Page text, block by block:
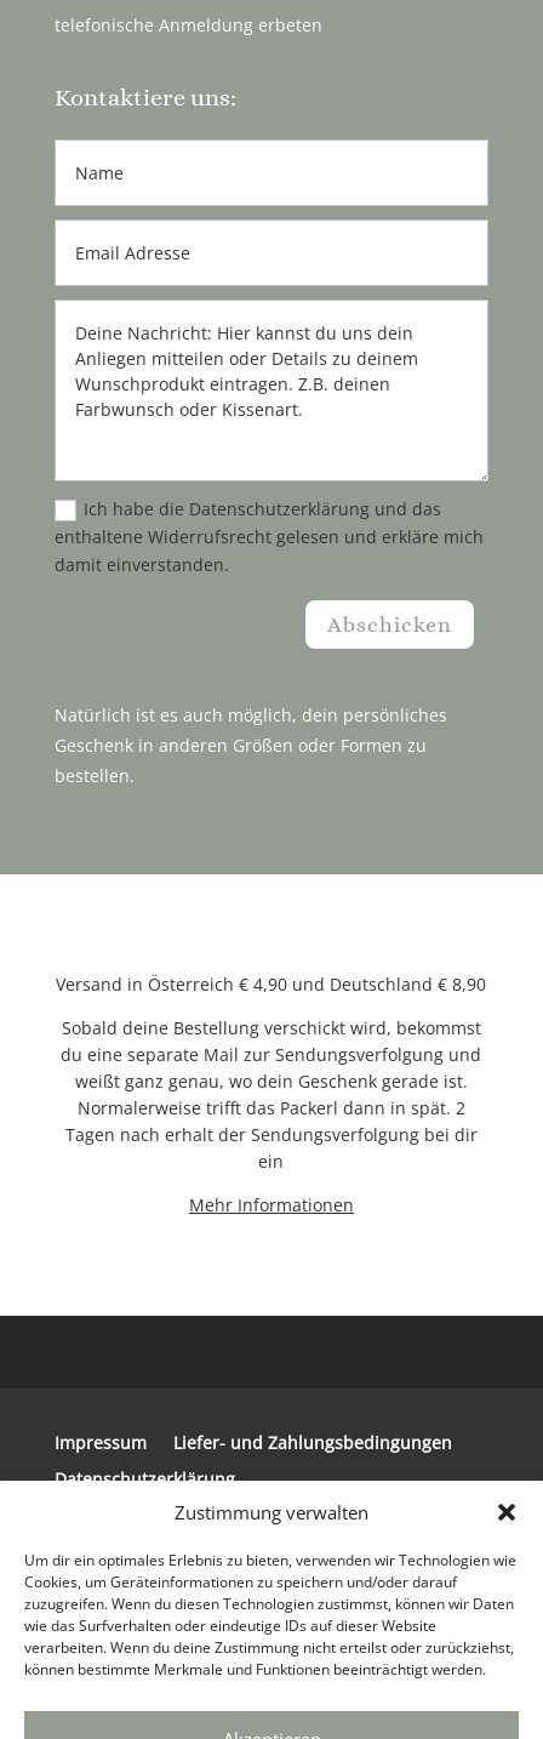
Zustimmung verwalten
Um dir ein optimales Erlebnis zu bieten, verwenden wir Technologien wie
Cookies, um Geräteinformationen zu speichern und/oder darauf
zuzugreifen. Wenn du diesen Technologien zustimmst, können wir Daten
wie das Surfverhalten oder eindeutige IDs auf dieser Website
verarbeiten. Wenn du deine Zustimmung nicht erteilst oder zurückziehst,
können bestimmte Merkmale und Funktionen beeinträchtigt werden.
telefonische Anmeldung erbeten
Kontaktiere uns:
Ich habe die Datenschutzerklärung und das
enthaltene Widerrufsrecht gelesen und erkläre mich
damit einverstanden.
Abschicken
Natürlich ist es auch möglich, dein persönliches
Geschenk in anderen Größen oder Formen zu
bestellen.
Versand in Österreich € 4,90 und Deutschland € 8,90
Sobald deine Bestellung verschickt wird, bekommst
du eine separate Mail zur Sendungsverfolgung und
weißt ganz genau, wo dein Geschenk gerade ist.
Normalerweise trifft das Packerl dann in spät. 2
Tagen nach erhalt der Sendungsverfolgung bei dir
ein
Mehr Informationen
Impressum
Liefer- und Zahlungsbedingungen
Datenschutzerklärung
Allgemeine Geschäftsbedingungen
Widerrufsbelehrung
© 2024 Copyright Steirerkissen | Realisierung
der Website: tpi Media GmbH®Webdesign